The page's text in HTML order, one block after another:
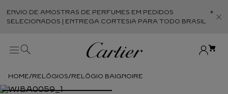
ENVIO DE AMOSTRAS DE PERFUMES EM PEDIDOS
SELECIONADOS | ENTREGA CORTESIA PARA TODO BRASIL
RELÓGIOS RELÓGIO BAIGNOIRE